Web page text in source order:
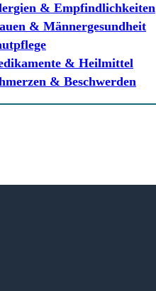
& Empfindlichkeiten
& Männergesundheit
& Heilmittel
& Beschwerden